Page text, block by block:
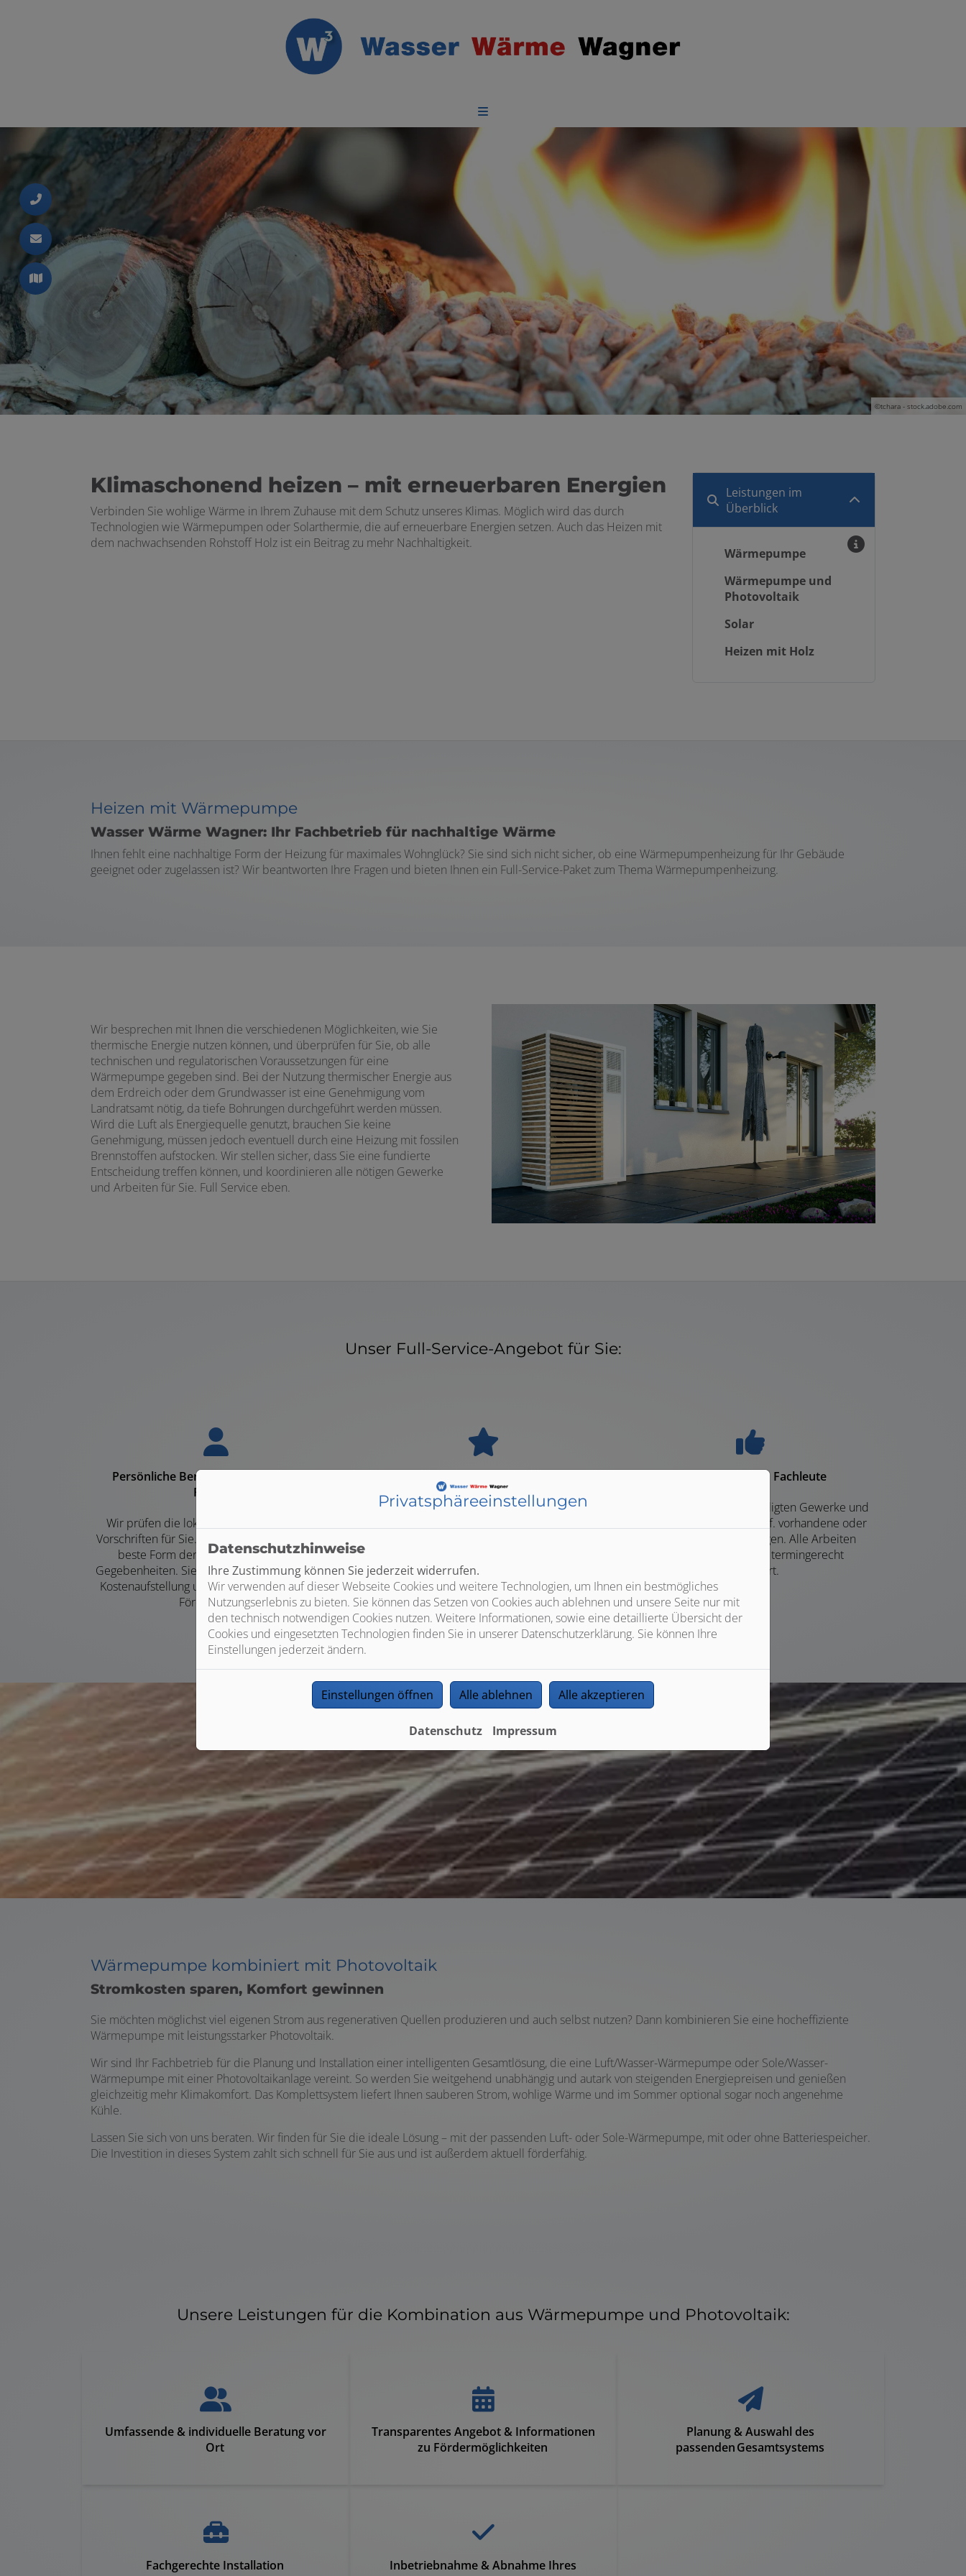
©tchara - stock.adobe.com
Klimaschonend heizen – mit erneuerbaren Energien
Verbinden Sie wohlige Wärme in Ihrem Zuhause mit dem Schutz unseres Klimas. Möglich wird das durch
Technologien wie Wärmepumpen oder Solarthermie, die auf erneuerbare Energien setzen. Auch das Heizen mit
dem nachwachsenden Rohstoff Holz ist ein Beitrag zu mehr Nachhaltigkeit.
Leistungen im
Überblick
Wärmepumpe
Wärmepumpe und
Photovoltaik
Solar
Heizen mit Holz
Heizen mit Wärmepumpe
Wasser Wärme Wagner: Ihr Fachbetrieb für nachhaltige Wärme
Ihnen fehlt eine nachhaltige Form der Heizung für maximales Wohnglück? Sie sind sich nicht sicher, ob eine Wärmepumpenheizung für Ihr Gebäude
geeignet oder zugelassen ist? Wir beantworten Ihre Fragen und bieten Ihnen ein Full-Service-Paket zum Thema Wärmepumpenheizung.
Wir besprechen mit Ihnen die verschiedenen Möglichkeiten, wie Sie
thermische Energie nutzen können, und überprüfen für Sie, ob alle
technischen und regulatorischen Voraussetzungen für eine
Wärmepumpe gegeben sind. Bei der Nutzung thermischer Energie aus
dem Erdreich oder dem Grundwasser ist eine Genehmigung vom
Landratsamt nötig, da tiefe Bohrungen durchgeführt werden müssen.
Wird die Luft als Energiequelle genutzt, brauchen Sie keine
Genehmigung, müssen jedoch eventuell durch eine Heizung mit fossilen
Brennstoffen aufstocken. Wir stellen sicher, dass Sie eine fundierte
Entscheidung treffen können, und koordinieren alle nötigen Gewerke
und Arbeiten für Sie. Full Service eben.
Unser Full-Service-Angebot für Sie:
Persönliche Beratung und individuelle
Planung
Wir prüfen die lokalen Gegebenheiten und
Vorschriften für Sie. Gemeinsam finden wir die
beste Form der Wärmepumpe für Ihre
Gegebenheiten. Sie erhalten eine transparente
Kostenaufstellung und Beratung zu möglichen
Fördermitteln.
Ausführung
Wartung und Instandhaltung aus einer Hand.
Installation durch Fachleute
Wir koordinieren alle beteiligten Gewerke und
Ämter. Abstimmung auf ggf. vorhandene oder
benötigte Heizungsanlagen. Alle Arbeiten
werden sorgfältig und termingerecht
ausgeführt.
Wärmepumpe kombiniert mit Photovoltaik
Stromkosten sparen, Komfort gewinnen
Sie möchten möglichst viel eigenen Strom aus regenerativen Quellen produzieren und auch selbst nutzen? Dann kombinieren Sie eine hocheffiziente
Wärmepumpe mit leistungsstarker Photovoltaik.
Wir sind Ihr Fachbetrieb für die Planung und Installation einer intelligenten Gesamtlösung, die eine Luft/Wasser-Wärmepumpe oder Sole/Wasser-
Wärmepumpe mit einer Photovoltaikanlage vereint. So werden Sie weitgehend unabhängig und autark von steigenden Energiepreisen und genießen
gleichzeitig mehr Klimakomfort. Das Komplettsystem liefert Ihnen sauberen Strom, wohlige Wärme und im Sommer optional sogar noch angenehme
Kühle.
Lassen Sie sich von uns beraten. Wir finden für Sie die ideale Lösung – mit der passenden Luft- oder Sole-Wärmepumpe, mit oder ohne Batteriespeicher.
Die Investition in dieses System zahlt sich schnell für Sie aus und ist außerdem aktuell förderfähig.
Unsere Leistungen für die Kombination aus Wärmepumpe und Photovoltaik:
Umfassende & individuelle Beratung vor
Ort
Transparentes Angebot & Informationen
zu Fördermöglichkeiten
Planung & Auswahl des
passenden Gesamtsystems
Fachgerechte Installation
Inbetriebnahme & Abnahme Ihres
schließen
schließen
und schließen
Privatsphäre­einstellungen
Datenschutzhinweise
Ihre Zustimmung können Sie jederzeit widerrufen.
Wir verwenden auf dieser Webseite Cookies und weitere Technologien, um Ihnen ein bestmögliches
Nutzungserlebnis zu bieten. Sie können das Setzen von Cookies auch ablehnen und unsere Seite nur mit
den technisch notwendigen Cookies nutzen. Weitere Informationen, sowie eine detaillierte Übersicht der
Cookies und eingesetzten Technologien finden Sie in unserer Datenschutzerklärung. Sie können Ihre
Einstellungen jederzeit ändern.
Einstellungen öffnen Alle ablehnen Alle akzeptieren
Datenschutz Impressum